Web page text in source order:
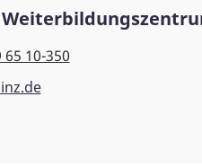
65 10-350